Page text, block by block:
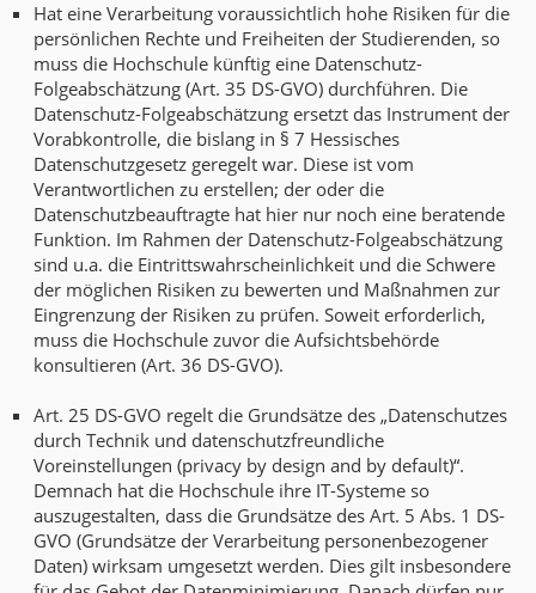
Hat eine Verarbeitung voraussichtlich hohe Risiken für die
persönlichen Rechte und Freiheiten der Studierenden, so
muss die Hochschule künftig eine Datenschutz-
Folgeabschätzung (Art. 35 DS-GVO) durchführen. Die
Datenschutz-Folgeabschätzung ersetzt das Instrument der
Vorabkontrolle, die bislang in § 7 Hessisches
Datenschutzgesetz geregelt war. Diese ist vom
Verantwortlichen zu erstellen; der oder die
Datenschutzbeauftragte hat hier nur noch eine beratende
Funktion. Im Rahmen der Datenschutz-Folgeabschätzung
sind u.a. die Eintrittswahrscheinlichkeit und die Schwere
der möglichen Risiken zu bewerten und Maßnahmen zur
Eingrenzung der Risiken zu prüfen. Soweit erforderlich,
muss die Hochschule zuvor die Aufsichtsbehörde
konsultieren (Art. 36 DS-GVO).
Art. 25 DS-GVO regelt die Grundsätze des „Datenschutzes
durch Technik und datenschutzfreundliche
Voreinstellungen (privacy by design and by default)“.
Demnach hat die Hochschule ihre IT-Systeme so
auszugestalten, dass die Grundsätze des Art. 5 Abs. 1 DS-
GVO (Grundsätze der Verarbeitung personenbezogener
Daten) wirksam umgesetzt werden. Dies gilt insbesondere